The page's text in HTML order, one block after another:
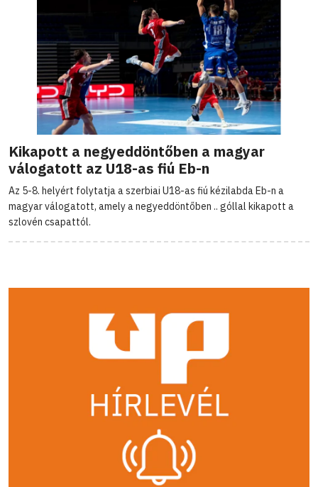
Kikapott a negyeddöntőben a magyar
válogatott az U18-as fiú Eb-n
Az 5-8. helyért folytatja a szerbiai U18-as fiú kézilabda Eb-n a
magyar válogatott, amely a negyeddöntőben .. góllal kikapott a
szlovén csapattól.